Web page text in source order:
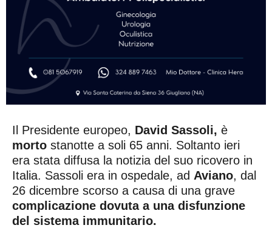
Il Presidente europeo, David Sassoli, è
morto stanotte a soli 65 anni. Soltanto ieri
era stata diffusa la notizia del suo ricovero in
Italia. Sassoli era in ospedale, ad Aviano, dal
26 dicembre scorso a causa di una grave
complicazione dovuta a una disfunzione
del sistema immunitario.